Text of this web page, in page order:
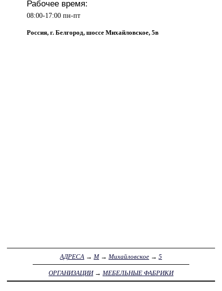
Рабочее время:
08:00-17:00 пн-пт
Россия, г. Белгород, шоссе Михайловское, 5в
АДРЕСА → М→ Михайловское → 5
ОРГАНИЗАЦИИ→ МЕБЕЛЬНЫЕ ФАБРИКИ